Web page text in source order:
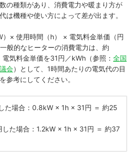
リア別試算結果
の種類があり、消費電力や暖まり方が
は機種や使い方によって差が出ます。
）× 使用時間（h） × 電気料金単価（円
般的なヒーターの消費電力は、約
気料金単価を31円／kWh（参照： 全国
会）として、1時間あたりの電気代の目
参考にしてください。
た場合：0.8kW × 1h × 31円 ＝ 約25
した場合：1.2kW × 1h × 31円 ＝ 約37